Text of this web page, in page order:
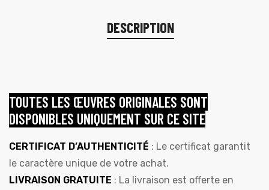
DESCRIPTION
TOUTES LES ŒUVRES ORIGINALES SONT
DISPONIBLES UNIQUEMENT SUR CE SITE
CERTIFICAT D’AUTHENTICITÉ : Le certificat garantit
le caractère unique de votre achat.
LIVRAISON GRATUITE : La livraison est offerte en